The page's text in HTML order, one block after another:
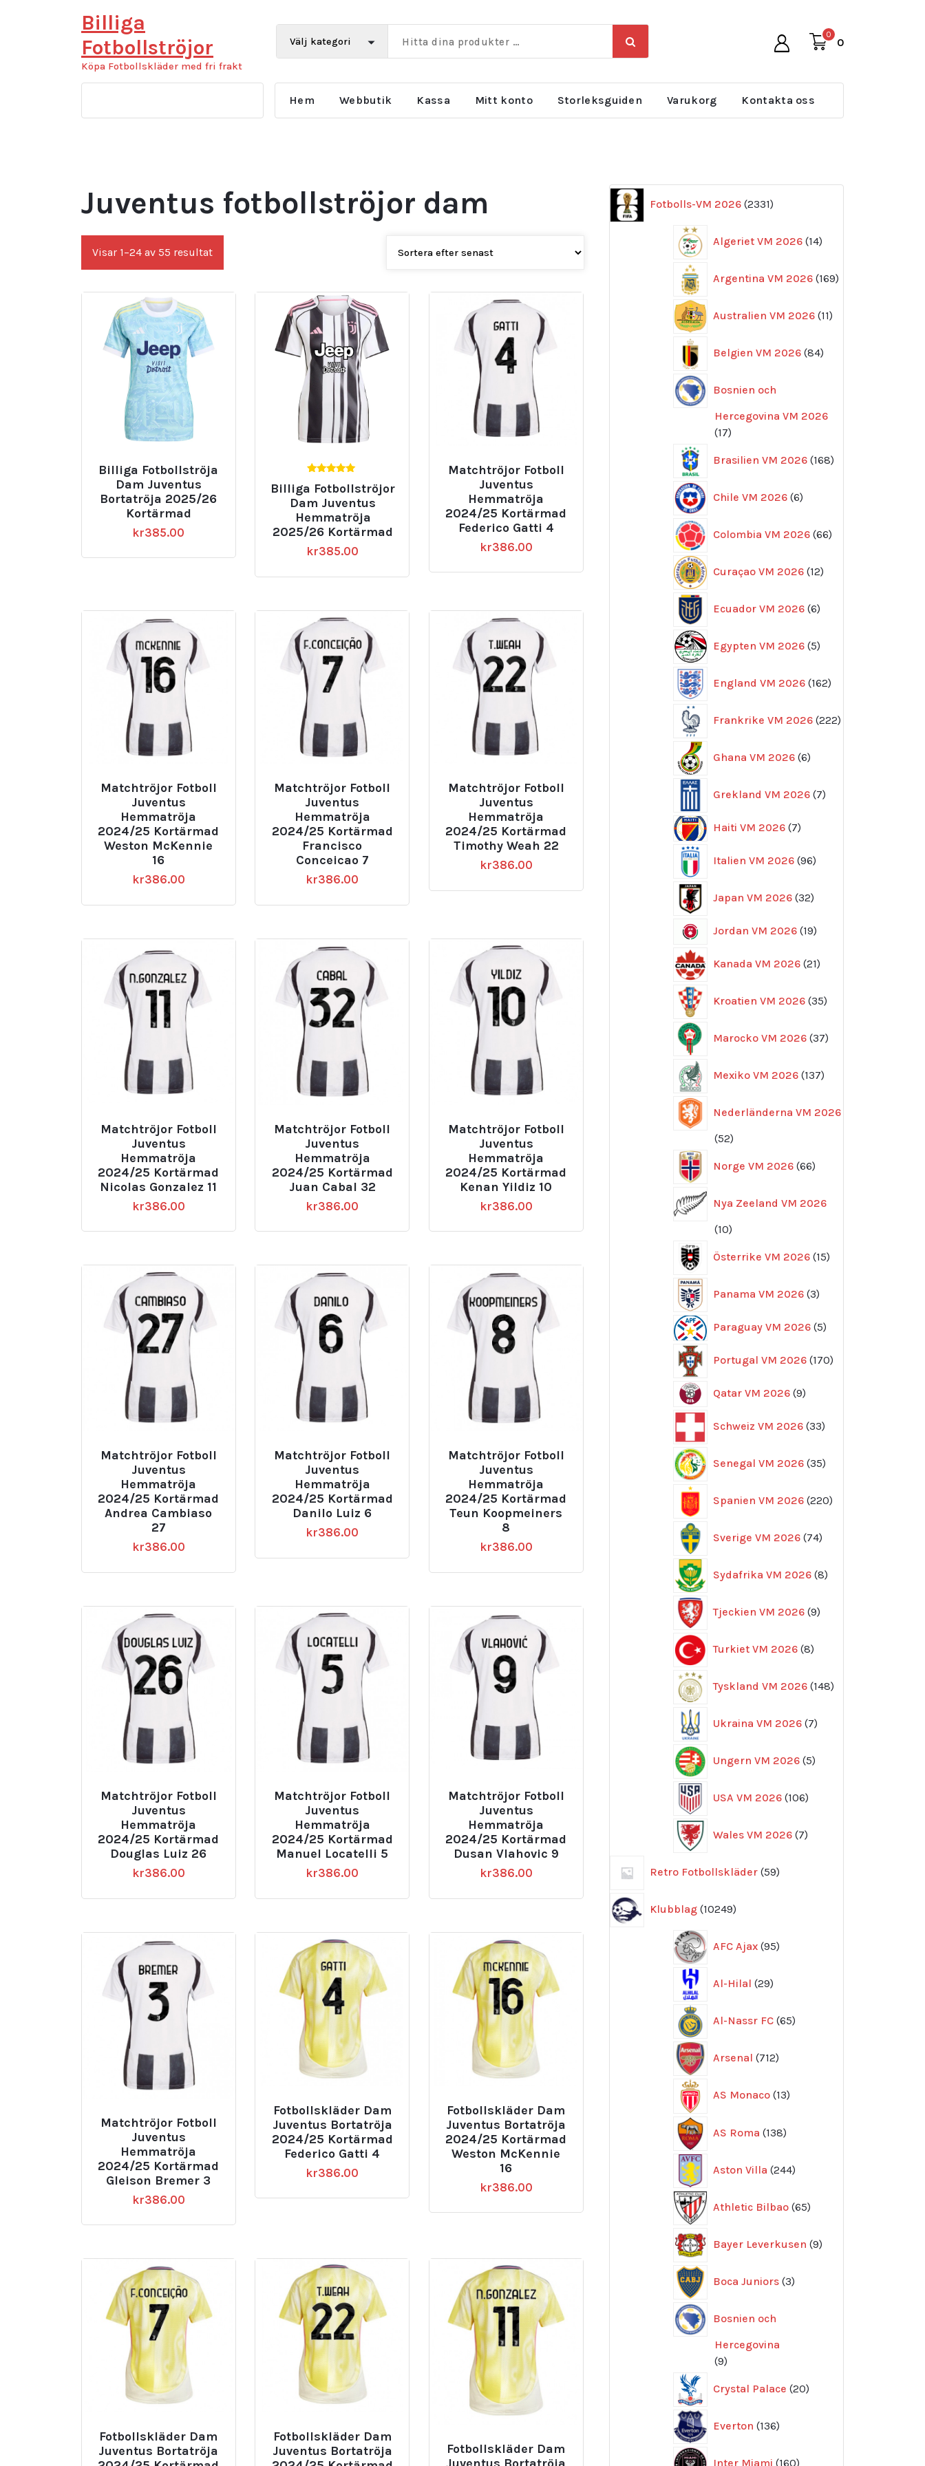
Billiga
Fotbollströjor
Köpa Fotbollskläder med fri frakt
0
0
Hem Webbutik Kassa Mitt konto Storleksguiden Varukorg Kontakta oss
Juventus fotbollströjor dam
Visar 1–24 av 55 resultatSortera
efter
Billiga Fotbollströja
Dam Juventus
Bortatröja 2025/26
Kortärmad
kr385.00
av 5
Billiga Fotbollströjor
Dam Juventus
Hemmatröja
2025/26 Kortärmad
kr385.00
Matchtröjor Fotboll
Juventus
Hemmatröja
2024/25 Kortärmad
Federico Gatti 4
kr386.00
Matchtröjor Fotboll
Juventus
Hemmatröja
2024/25 Kortärmad
Weston McKennie
16
kr386.00
Matchtröjor Fotboll
Juventus
Hemmatröja
2024/25 Kortärmad
Francisco
Conceicao 7
kr386.00
Matchtröjor Fotboll
Juventus
Hemmatröja
2024/25 Kortärmad
Timothy Weah 22
kr386.00
Matchtröjor Fotboll
Juventus
Hemmatröja
2024/25 Kortärmad
Nicolas Gonzalez 11
kr386.00
Matchtröjor Fotboll
Juventus
Hemmatröja
2024/25 Kortärmad
Juan Cabal 32
kr386.00
Matchtröjor Fotboll
Juventus
Hemmatröja
2024/25 Kortärmad
Kenan Yildiz 10
kr386.00
Matchtröjor Fotboll
Juventus
Hemmatröja
2024/25 Kortärmad
Andrea Cambiaso
27
kr386.00
Matchtröjor Fotboll
Juventus
Hemmatröja
2024/25 Kortärmad
Danilo Luiz 6
kr386.00
Matchtröjor Fotboll
Juventus
Hemmatröja
2024/25 Kortärmad
Teun Koopmeiners
8
kr386.00
Matchtröjor Fotboll
Juventus
Hemmatröja
2024/25 Kortärmad
Douglas Luiz 26
kr386.00
Matchtröjor Fotboll
Juventus
Hemmatröja
2024/25 Kortärmad
Manuel Locatelli 5
kr386.00
Matchtröjor Fotboll
Juventus
Hemmatröja
2024/25 Kortärmad
Dusan Vlahovic 9
kr386.00
Matchtröjor Fotboll
Juventus
Hemmatröja
2024/25 Kortärmad
Gleison Bremer 3
kr386.00
Fotbollskläder Dam
Juventus Bortatröja
2024/25 Kortärmad
Federico Gatti 4
kr386.00
Fotbollskläder Dam
Juventus Bortatröja
2024/25 Kortärmad
Weston McKennie
16
kr386.00
Fotbollskläder Dam
Juventus Bortatröja
Fotbollskläder Dam
Juventus Bortatröja
Fotbollskläder Dam
Fotbolls-VM 2026 2331
produkter
Algeriet VM 2026 14
produkter
Argentina VM 2026 169
produkter
Australien VM 2026 11
produkter
Belgien VM 2026 84
produkter
Bosnien och
Hercegovina VM 2026
1717
Brasilien VM 2026 168
produkter
Chile VM 2026 6
produkter
Colombia VM 2026 66
produkter
Curaçao VM 2026 12
produkter
Ecuador VM 2026 6
produkter
Egypten VM 2026 5
produkter
England VM 2026 162
produkter
Frankrike VM 2026 222
produkter
Ghana VM 2026 6
produkter
Grekland VM 2026 7
produkter
Haiti VM 2026 77
Italien VM 2026 96
produkter
Japan VM 2026 32
produkter
Jordan VM 2026 1919
Kanada VM 2026 21
produkter
Kroatien VM 2026 35
produkter
Marocko VM 2026 37
produkter
Mexiko VM 2026 137
produkter
Nederländerna VM 2026
5252
Norge VM 2026 66
produkter
Nya Zeeland VM 2026
1010
Österrike VM 2026 15
produkter
Panama VM 2026 3
produkter
Paraguay VM 2026 55
Portugal VM 2026 170
produkter
Qatar VM 2026 99
Schweiz VM 2026 33
produkter
Senegal VM 2026 35
produkter
Spanien VM 2026 220
produkter
Sverige VM 2026 74
produkter
Sydafrika VM 2026 8
produkter
Tjeckien VM 2026 9
produkter
Turkiet VM 2026 8
produkter
Tyskland VM 2026 148
produkter
Ukraina VM 2026 7
produkter
Ungern VM 2026 5
produkter
USA VM 2026 106
produkter
Wales VM 2026 7
produkter
Retro Fotbollskläder 59
produkter
Klubblag 10249
produkter
AFC Ajax 95
produkter
Al-Hilal 29
produkter
Al-Nassr FC 65
produkter
Arsenal 712
produkter
AS Monaco 13
produkter
AS Roma 138
produkter
Aston Villa 244
produkter
Athletic Bilbao 65
produkter
Bayer Leverkusen 9
produkter
Boca Juniors 3
produkter
Bosnien och
Hercegovina
99
Crystal Palace 20
produkter
Everton 136
produkter
Inter Miami 160